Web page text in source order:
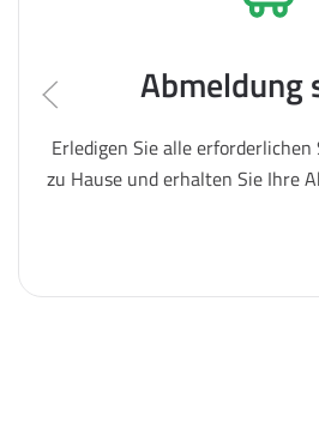
Abmeldung
Erledigen Sie alle
zu Hause und erhalten Sie Ihre